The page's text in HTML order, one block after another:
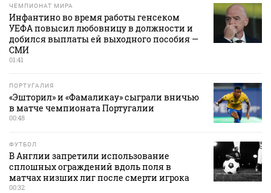
ЧЕМПИОНАТ МИРА
Инфантино во время работы генсеком
УЕФА повысил любовницу в должности и
добился выплаты ей выходного пособия —
СМИ
01:41
ПОРТУГАЛИЯ
«Эшторил» и «Фамаликау» сыграли вничью
в матче чемпионата Португалии
00:48
ФУТБОЛ
В Англии запретили использование
сплошных ограждений вдоль поля в
матчах низших лиг после смерти игрока
00:32